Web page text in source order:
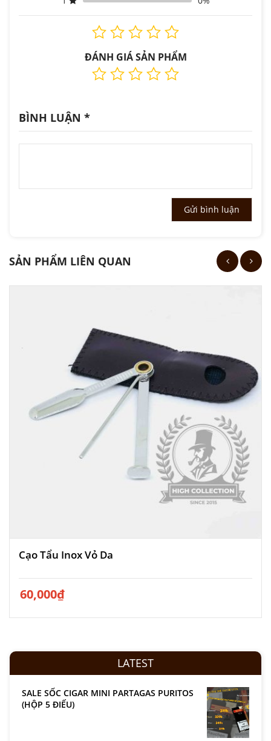
ĐÁNH GIÁ SẢN PHẨM
BÌNH LUẬN *
SẢN PHẨM LIÊN QUAN
Cạo Tẩu Inox Vỏ Da
60,000₫
LATEST
SALE SỐC CIGAR MINI PARTAGAS PURITOS
(HỘP 5 ĐIẾU)